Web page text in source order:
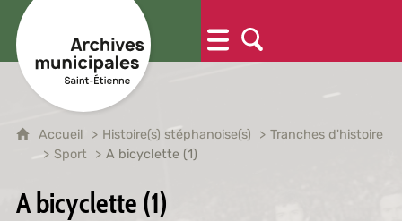
Accueil Histoire(s) stéphanoise(s)
Tranches d'histoire
Sport
A bicyclette (1)
A bicyclette (1)